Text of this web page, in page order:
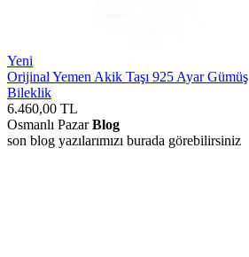
Yeni
Orijinal Yemen Akik Taşı 925 Ayar Gümüş
Bileklik
6.460,00 TL
Osmanlı PazarBlog
son blog yazılarımızı burada görebilirsiniz